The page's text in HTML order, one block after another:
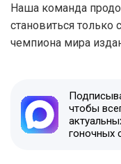
Наша команда
становиться только
чемпиона мира
чтобы
гоночных